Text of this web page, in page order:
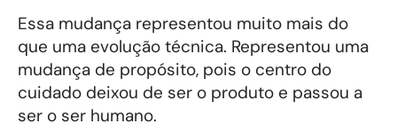
Essa mudança representou muito mais do
que uma evolução técnica. Representou uma
mudança de propósito, pois o centro do
cuidado deixou de ser o produto e passou a
ser o ser humano.